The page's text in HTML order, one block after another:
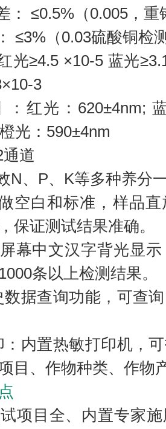
： ≤0.5%（0.005，重
≤3%（0.03硫酸铜检
光≥4.5 ×10-5 蓝光
3
：红光：620±4nm;
光：590±4nm
道
N、P、K等多种养分
空白和标准，样品
保证测试结果准确。
幕中文汉字背光显
条以上检测结果。
数据查询功能，可查
：内置热敏打印机，
目、作物种类、作物
项目全、内置专家